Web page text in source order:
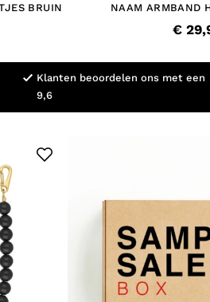
BRUIN NAAM ARMBAND
€
Klanten beoordelen ons met een
9,6